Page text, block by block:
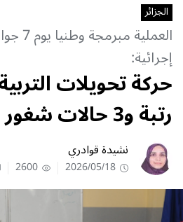
الجزائر
إجرائية:
رتبة و3 حالات شغور
نشيدة قوادري
2026/05/18
2600